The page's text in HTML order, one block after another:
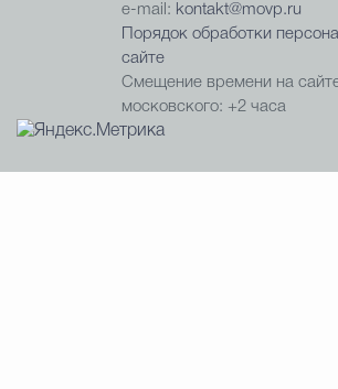
e-mail: kontakt@movp.ru
Порядок обработки
сайте
Смещение времени на
московского: +2 часа